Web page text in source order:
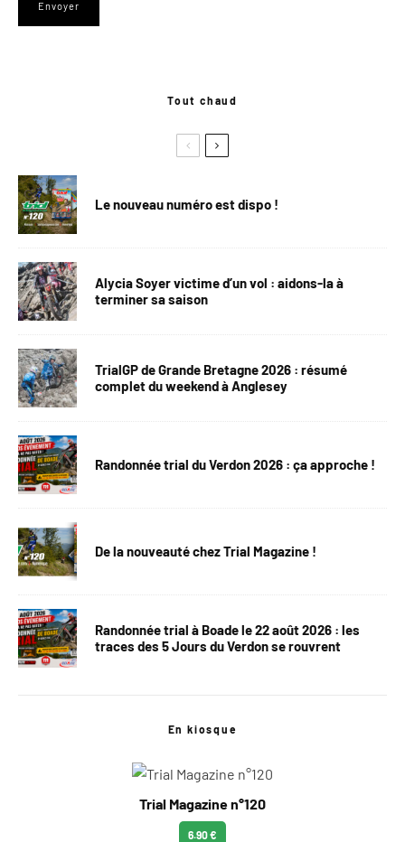
Tout chaud
Le nouveau numéro est dispo !
Alycia Soyer victime d’un vol : aidons-la à
terminer sa saison
TrialGP de Grande Bretagne 2026 : résumé
complet du weekend à Anglesey
Randonnée trial du Verdon 2026 : ça approche !
De la nouveauté chez Trial Magazine !
Randonnée trial à Boade le 22 août 2026 : les
traces des 5 Jours du Verdon se rouvrent
En kiosque
Trial Magazine n°120
6.90 €